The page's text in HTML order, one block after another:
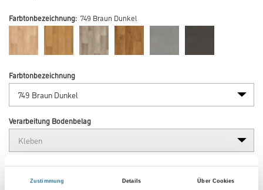
Zustimmung Details Über Cookies
Farbtonbezeichnung: 749 Braun Dunkel
Farbtonbezeichnung
Verarbeitung Bodenbelag
Länge in centimeter